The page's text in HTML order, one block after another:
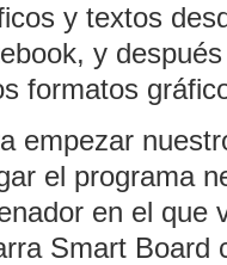
y textos
y
formatos
empezar
el programa
en el que
Smart Board